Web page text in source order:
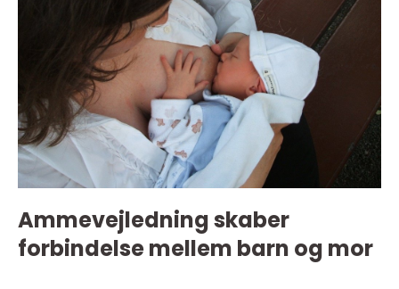
Ammevejledning skaber
forbindelse mellem barn og mor